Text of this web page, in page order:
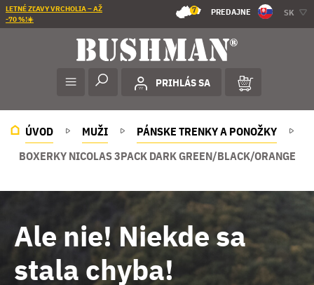
LETNÉ ZĽAVY VRCHOLIA – AŽ
-70 %!☀️
7 PREDAJNE SK
PRIHLÁS SA
ÚVOD MUŽI
PÁNSKE TRENKY A PONOŽKY
BOXERKY NICOLAS 3PACK DARK GREEN/BLACK/ORANGE
Ale nie! Niekde sa
stala chyba!